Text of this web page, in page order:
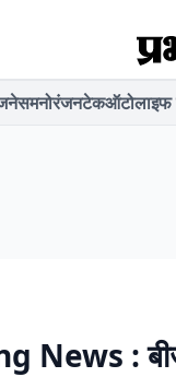
मनोरंजनटेकऑटोलाइफ
News :